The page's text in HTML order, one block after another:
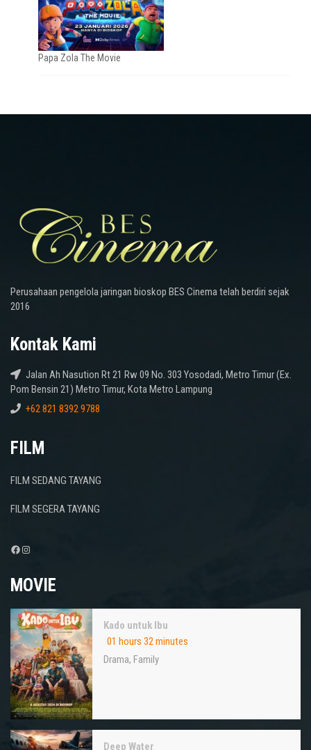
Papa Zola The Movie
Perusahaan pengelola jaringan bioskop BES Cinema telah berdiri sejak
2016
Kontak Kami
Jalan Ah Nasution Rt 21 Rw 09 No. 303 Yosodadi, Metro Timur (Ex.
Pom Bensin 21) Metro Timur, Kota Metro Lampung
+62 821 8392 9788
FILM
FILM SEDANG TAYANG
FILM SEGERA TAYANG
Facebook
Instagram
MOVIE
Kado untuk Ibu
01 hours 32 minutes
Drama, Family
Deep Water